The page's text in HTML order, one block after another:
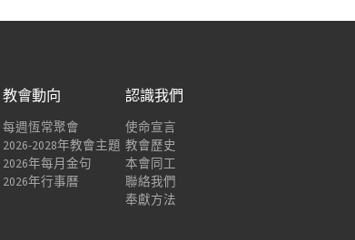
教會動向
每週恆常聚會
2026-2028年教會主題
2026年每月金句
2026年行事曆
認識我們
使命宣言
教會歷史
本會同工
聯絡我們
奉獻方法